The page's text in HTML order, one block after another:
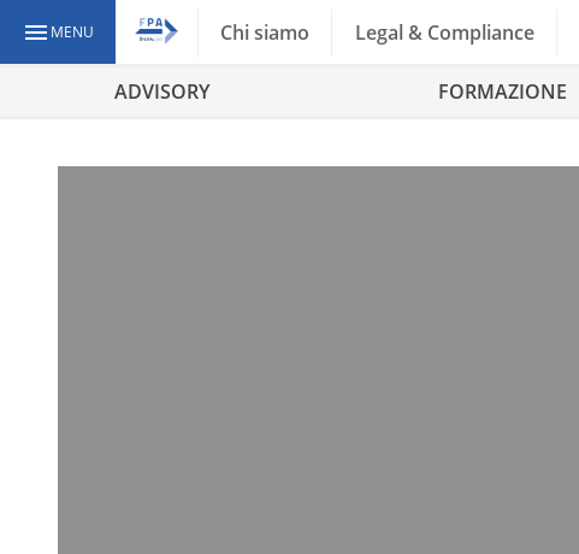
MENU Chi siamo Legal & Compliance
ADVISORY FORMAZIONE